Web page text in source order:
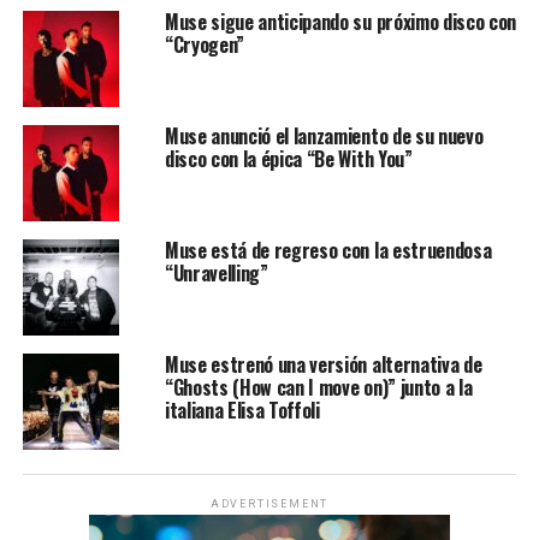
Muse sigue anticipando su próximo disco con
“Cryogen”
Muse anunció el lanzamiento de su nuevo
disco con la épica “Be With You”
Muse está de regreso con la estruendosa
“Unravelling”
Muse estrenó una versión alternativa de
“Ghosts (How can I move on)” junto a la
italiana Elisa Toffoli
ADVERTISEMENT